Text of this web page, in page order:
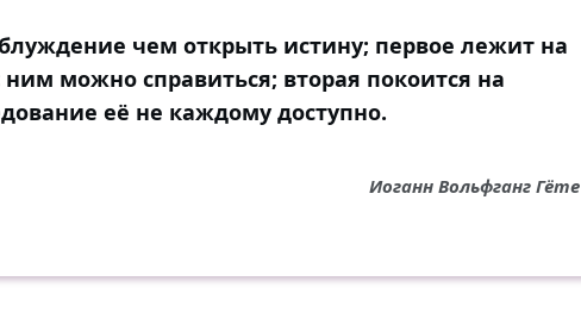
чем открыть истину; первое лежит на
ним можно справиться; вторая покоится на
её не каждому доступно.
Иоганн Вольфганг Гёте